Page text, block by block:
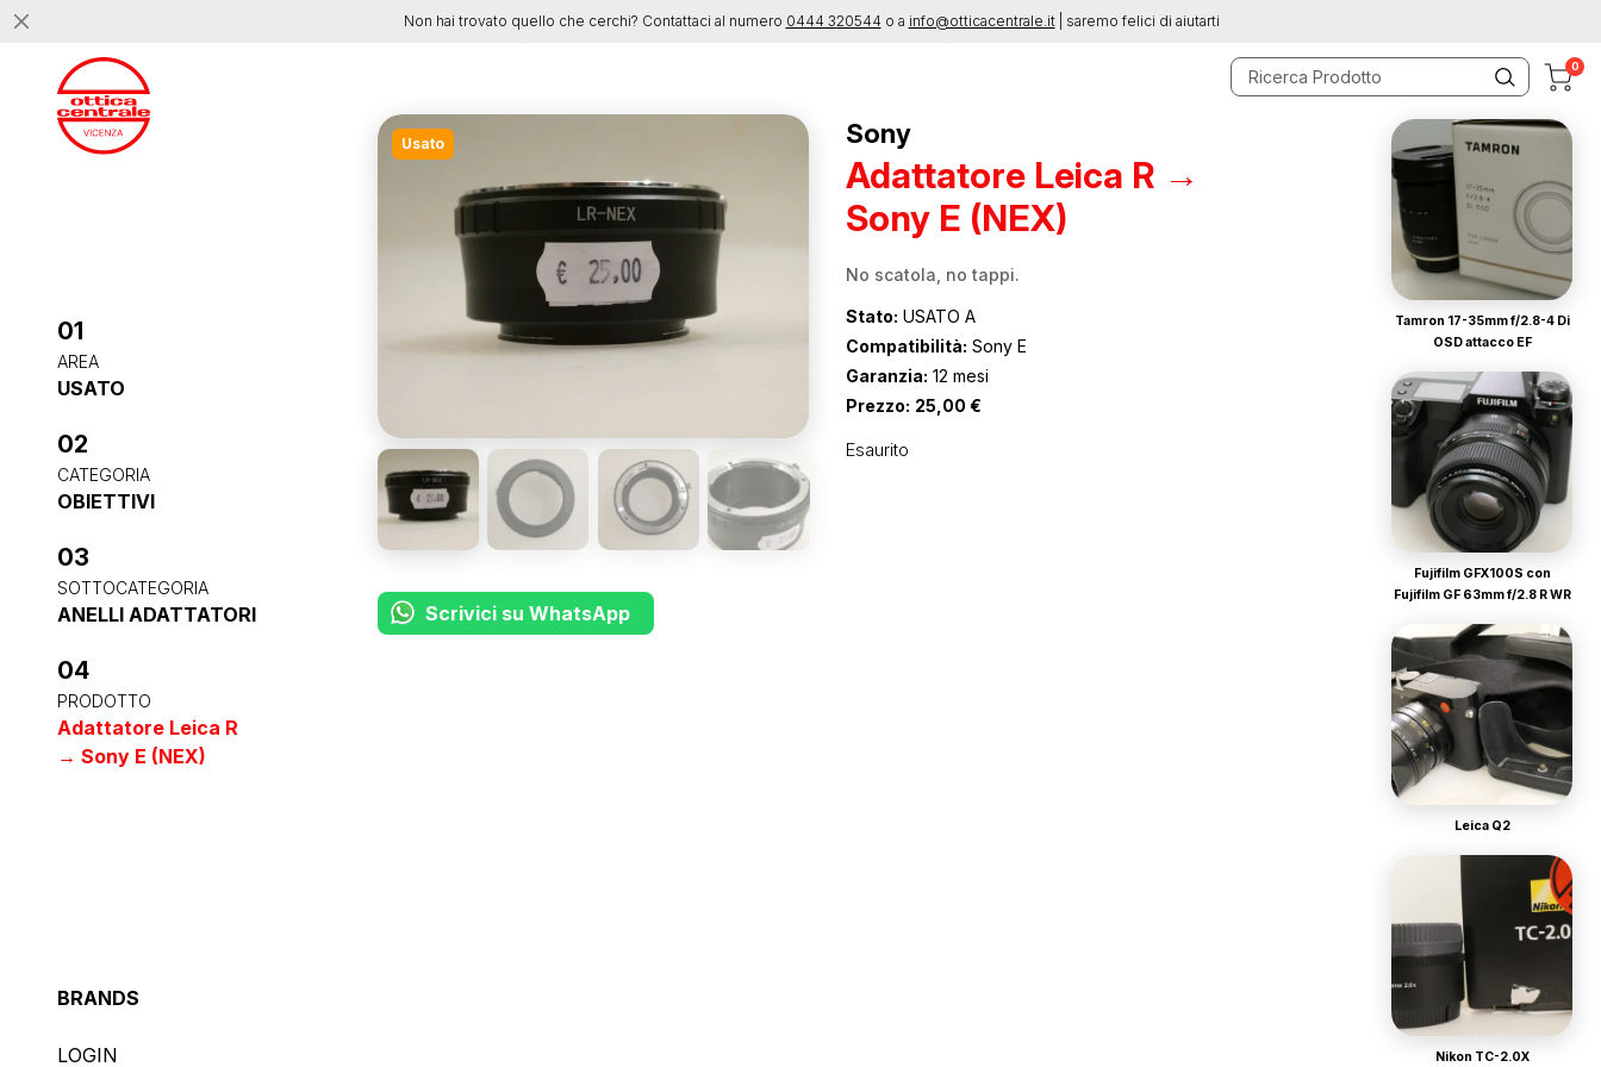
0
01
AREA
USATO
02
CATEGORIA
OBIETTIVI
03
SOTTOCATEGORIA
ANELLI ADATTATORI
04
PRODOTTO
Adattatore Leica R
→ Sony E (NEX)
BRANDS
LOGIN
Usato Sony
Adattatore Leica R →
Sony E (NEX)
No scatola, no tappi.
Stato: USATO A
Compatibilità: Sony E
Garanzia: 12 mesi
Prezzo: 25,00 €
Esaurito
Scrivici su WhatsApp
Tamron 17-35mm f/2.8-4 Di
OSD attacco EF
Fujifilm GFX100S con
Fujifilm GF 63mm f/2.8 R WR
Leica Q2
Nikon TC-2.0X
Non hai trovato quello che cerchi? Contattaci al numero 0444 320544 o a info@otticacentrale.it| saremo felici di aiutarti